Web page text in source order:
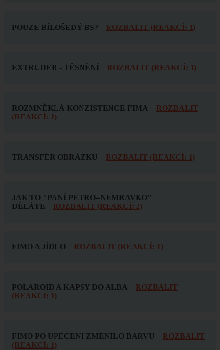
POUZE BÍLOŠEDÝ BS? ROZBALIT (REAKCÍ: 1)
EXTRUDER - TĚSNĚNÍ ROZBALIT (REAKCÍ: 1)
ROZMNĚKLÁ KONZISTENCE FIMA
ROZBALIT
(REAKCÍ: 1)
TRANSFÉR OBRÁZKU ROZBALIT (REAKCÍ: 1)
JAK TO "PANÍ PETRO=NEMRAVKO"
DĚLÁTE
ROZBALIT (REAKCÍ: 2)
FIMO A JÍDLO ROZBALIT (REAKCÍ: 1)
POLAROID A KAPSY DO ALBA
ROZBALIT
(REAKCÍ: 1)
FIMO PO UPECENI ZMENILO BARVU
ROZBALIT
(REAKCÍ: 1)